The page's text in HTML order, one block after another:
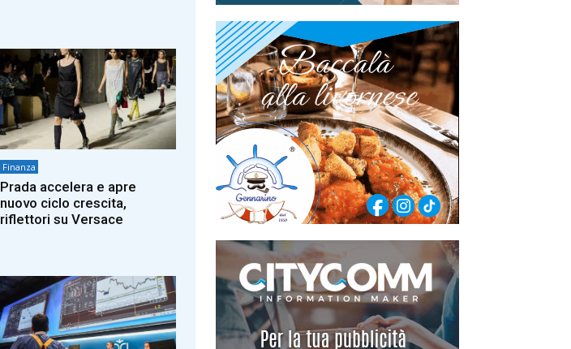
Finanza
Prada accelera e apre
nuovo ciclo crescita,
riflettori su Versace